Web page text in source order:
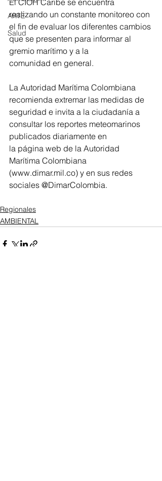
ARTE
Salud
El CIOH Caribe se encuentra
realizando un constante monitoreo con
el fin de evaluar los diferentes cambios
que se presenten para informar al
gremio marítimo y a la
comunidad en general.
La Autoridad Marítima Colombiana
recomienda extremar las medidas de
seguridad e invita a la ciudadanía a
consultar los reportes meteomarinos
publicados diariamente en
la página web de la Autoridad
Marítima Colombiana
(www.dimar.mil.co) y en sus redes
sociales @DimarColombia.
Regionales
AMBIENTAL